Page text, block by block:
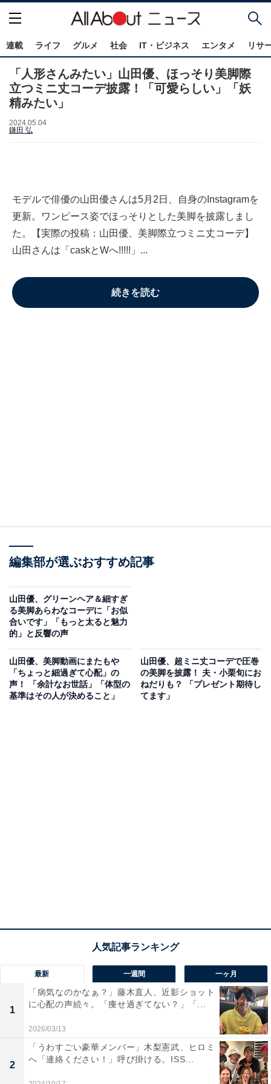
連載 ライフ グルメ 社会 IT・ビジネス エンタメ リサ
「人形さんみたい」山田優、ほっそり美脚際
立つミニ丈コーデ披露！「可愛らしい」「妖
精みたい」
2024.05.04
鎌田 弘
モデルで俳優の山田優さんは5月2日、自身のInstagramを
更新。ワンピース姿でほっそりとした美脚を披露しまし
た。【実際の投稿：山田優、美脚際立つミニ丈コーデ】
山田さんは「caskとWへ!!!!!」...
続きを読む
編集部が選ぶおすすめ記事
山田優、グリーンヘア＆細すぎ
る美脚あらわなコーデに「お似
合いです」「もっと太ると魅力
的」と反響の声
山田優、美脚動画にまたもや
「ちょっと細過ぎて心配」の
声！ 「余計なお世話」「体型の
基準はその人が決めること」
山田優、超ミニ丈コーデで圧巻
の美脚を披露！ 夫・小栗旬にお
ねだりも？ 「プレゼント期待し
てます」
最新 一週間 一ヶ月
1
「病気なのかなぁ？」藤木直人、近影ショット
に心配の声続々。「痩せ過ぎてない？」「...
2026/03/13
2
「うわすごい豪華メンバー」木梨憲武、ヒロミ
へ「連絡ください！」呼び掛ける。ISS...